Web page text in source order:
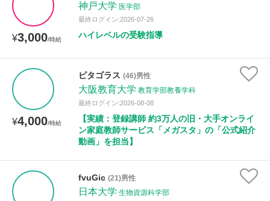
¥3,000/時給
神戸大学 医学部
最終ログイン:2026-07-26
ハイレベルの受験指導
¥4,000/時給
ピタゴラス (46)男性
大阪教育大学 教育学部教養学科
最終ログイン:2026-08-08
【実績：登録講師 約3万人の旧・大手オンライ
ン家庭教師サービス「メガスタ」の「公式紹介
動画」を担当】
fvuGic (21)男性
日本大学 生物資源科学部